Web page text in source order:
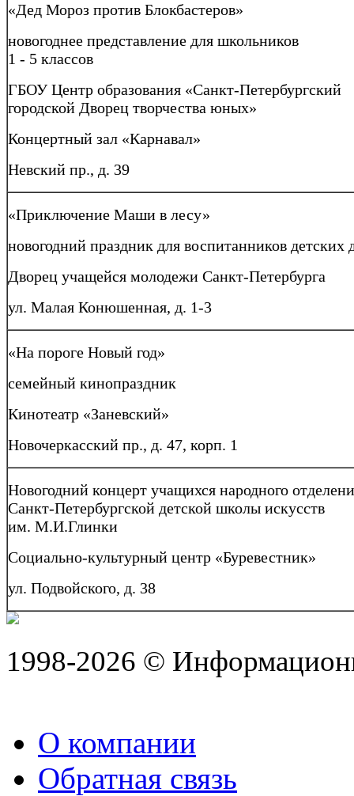
«Дед Мороз против Блокбастеров»
новогоднее представление для школьников
1 - 5 классов
ГБОУ Центр образования «Санкт-Петербургский
городской Дворец творчества юных»
Концертный зал «Карнавал»
Невский пр., д. 39
«Приключение Маши в лесу»
новогодний праздник для воспитанников детских
Дворец учащейся молодежи Санкт-Петербурга
ул. Малая Конюшенная, д. 1-3
«На пороге Новый год»
семейный кинопраздник
Кинотеатр «Заневский»
Новочеркасский пр., д. 47, корп. 1
Новогодний концерт учащихся народного
Санкт-Петербургской детской школы искусств
им. М.И.Глинки
Социально-культурный центр «Буревестник»
ул. Подвойского, д. 38
1998-2026 ©
О компании
Обратная связь